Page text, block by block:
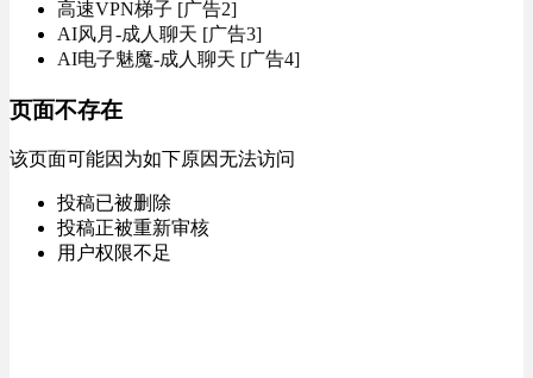
高速VPN梯子 [广告2]
AI风月-成人聊天 [广告3]
AI电子魅魔-成人聊天 [广告4]
页面不存在
该页面可能因为如下原因无法访问
投稿已被删除
投稿正被重新审核
用户权限不足